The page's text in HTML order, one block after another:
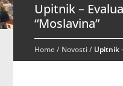
Upitnik –
“Moslavina”
Home/ Novosti/ Upitnik